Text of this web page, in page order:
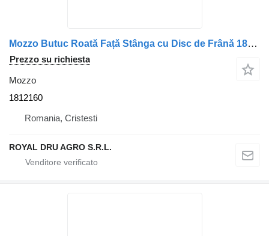
Mozzo Butuc Roată Față Stânga cu Disc de Frână 1812160 per camion DAF
Prezzo su richiesta
Mozzo
1812160
Romania, Cristesti
ROYAL DRU AGRO S.R.L.